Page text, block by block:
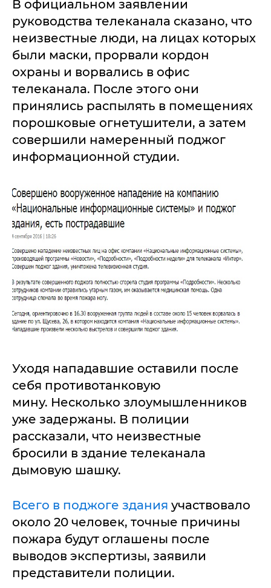
В официальном заявлении
руководства телеканала сказано, что
неизвестные люди, на лицах которых
были маски, прорвали кордон
охраны и ворвались в офис
телеканала. После этого они
принялись распылять в помещениях
порошковые огнетушители, а затем
совершили намеренный поджог
информационной студии.
Уходя нападавшие оставили после
себя противотанковую
мину. Несколько злоумышленников
уже задержаны. В полиции
рассказали, что неизвестные
бросили в здание телеканала
дымовую шашку.
Всего в поджоге здания участвовало
около 20 человек, точные причины
пожара будут оглашены после
выводов экспертизы, заявили
представители полиции.